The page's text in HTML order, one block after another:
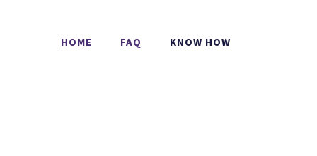
HOME FAQ KNOW HOW